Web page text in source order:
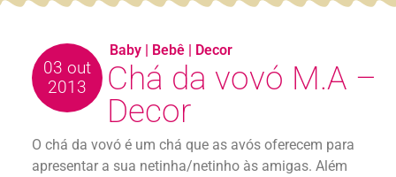
03 out
2013
Chá da vovó M.A –
Decor
O chá da vovó é um chá que as avós oferecem para
apresentar a sua netinha/netinho às amigas. Além
Baby | Bebê | Decor